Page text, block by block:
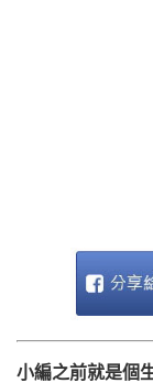
小編之前就是個